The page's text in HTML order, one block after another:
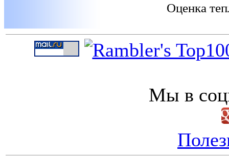
Оценка
Мы в